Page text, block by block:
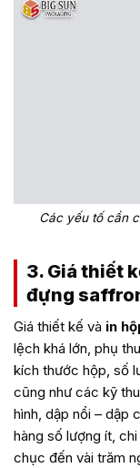
Các yếu tố cần
3. Giá thiết
đựng
Giá thiết kế và in
lệch khá lớn, phụ
kích thước hộp, số
cũng như các kỹ
hình, dập nổi – dập
hàng số lượng ít,
chục đến vài trăm